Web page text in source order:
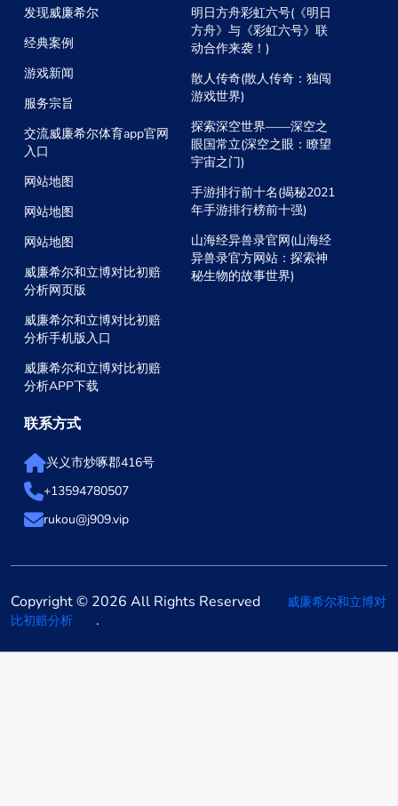
发现威廉希尔
经典案例
游戏新闻
服务宗旨
交流威廉希尔体育app官网
入口
网站地图
网站地图
网站地图
威廉希尔和立博对比初赔
分析网页版
威廉希尔和立博对比初赔
分析手机版入口
威廉希尔和立博对比初赔
分析APP下载
明日方舟彩虹六号(《明日
方舟》与《彩虹六号》联
动合作来袭！)
散人传奇(散人传奇：独闯
游戏世界)
探索深空世界——深空之
眼国常立(深空之眼：瞭望
宇宙之门)
手游排行前十名(揭秘2021
年手游排行榜前十强)
山海经异兽录官网(山海经
异兽录官方网站：探索神
秘生物的故事世界)
联系方式
兴义市炒啄郡416号
+13594780507
rukou@j909.vip
Copyright © 2026 All Rights Reserved
威廉希尔和立博对
比初赔分析
.